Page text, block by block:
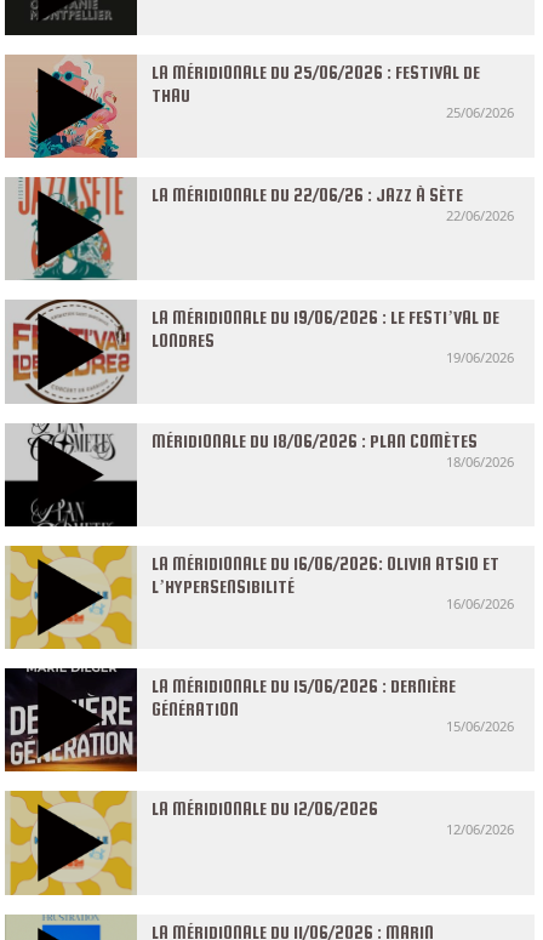
LA MÉRIDIONALE DU 25/06/2026 : FESTIVAL DE
THAU
25/06/2026
LA MÉRIDIONALE DU 22/06/26 : JAZZ À SÈTE
22/06/2026
LA MÉRIDIONALE DU 19/06/2026 : LE FESTI’VAL DE
LONDRES
19/06/2026
MÉRIDIONALE DU 18/06/2026 : PLAN COMÈTES
18/06/2026
LA MÉRIDIONALE DU 16/06/2026: OLIVIA ATSIO ET
L’HYPERSENSIBILITÉ
16/06/2026
LA MÉRIDIONALE DU 15/06/2026 : DERNIÈRE
GÉNÉRATION
15/06/2026
LA MÉRIDIONALE DU 12/06/2026
12/06/2026
LA MÉRIDIONALE DU 11/06/2026 : MARIN